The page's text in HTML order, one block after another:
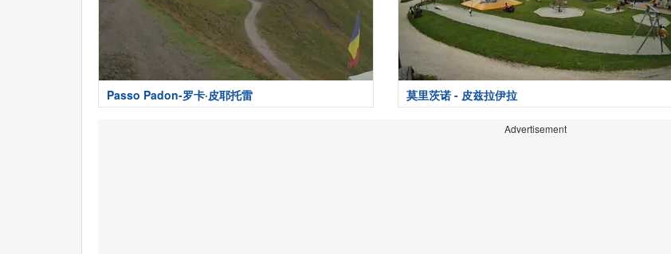
Passo Padon-罗卡·皮耶托雷 莫里茨诺 - 皮兹拉伊拉
Advertisement